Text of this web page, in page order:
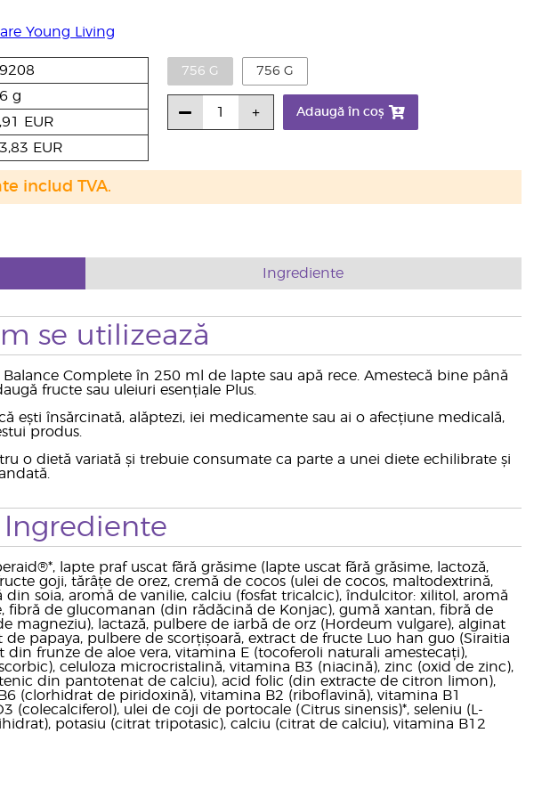
Young Living
g
EUR
EUR
756 G 756 G
Adaugă în coș
includ TVA.
Ingrediente
se utilizează
Complete în 250 ml de lapte sau apă rece. Amestecă bine până
fructe sau uleiuri esențiale Plus.
ești însărcinată, alăptezi, iei medicamente sau ai o afecțiune medicală,
produs.
o dietă variată și trebuie consumate ca parte a unei diete echilibrate și
Ingrediente
lapte praf uscat fără grăsime (lapte uscat fără grăsime, lactoză,
goji, tărâțe de orez, cremă de cocos (ulei de cocos, maltodextrină,
soia, aromă de vanilie, calciu (fosfat tricalcic), îndulcitor: xilitol, aromă
fibră de glucomanan (din rădăcină de Konjac), gumă xantan, fibră de
magneziu), lactază, pulbere de iarbă de orz (Hordeum vulgare), alginat
papaya, pulbere de scorțișoară, extract de fructe Luo han guo (Siraitia
frunze de aloe vera, vitamina E (tocoferoli naturali amestecați),
celuloza microcristalină, vitamina B3 (niacină), zinc (oxid de zinc),
din pantotenat de calciu), acid folic (din extracte de citron limon),
(clorhidrat de piridoxină), vitamina B2 (riboflavină), vitamina B1
ulei de coji de portocale (Citrus sinensis)*, seleniu (L-
potasiu (citrat tripotasic), calciu (citrat de calciu), vitamina B12